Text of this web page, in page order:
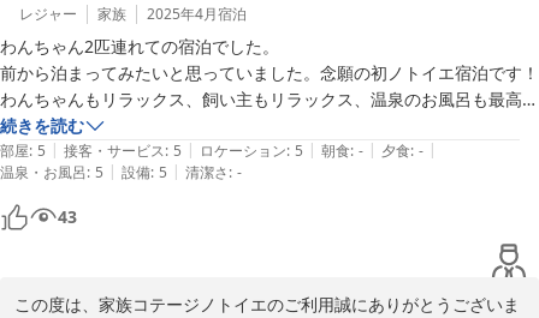
この度は、嬉しいコメントをありがとうございました。
今後も、より一層のサービス向上に努めて参ります。
またのご利用、心よりお待ちしております。
家族コテージ ノトイエ
竹下 洋平
2025-06-29
レジャー 家族 2025年4月宿泊
わんちゃん2匹連れての宿泊でした。
前から泊まってみたいと思っていました。念願の初ノトイエ宿泊です！
わんちゃんもリラックス、飼い主もリラックス、温泉のお風呂も最高気
持ちよかったです！
全棟制覇目指してまたお邪魔させてもらいます。
久しぶりの能登、ノトイエさんに宿泊できて大満足の旅でした。ありが
とうございました。
続きを読む
部屋: 5 | 接客・サービス: 5 | ロケーション: 5 | 朝食: - | 夕食: - |
温泉・お風呂: 5 | 設備: 5 | 清潔さ: -
43
この度は、家族コテージノトイエのご利用誠にありがとうございま